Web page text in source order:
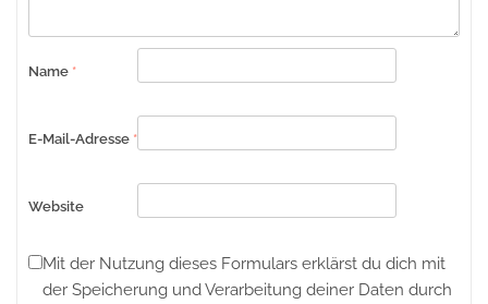
Name *
E-Mail-Adresse *
Website
Mit der Nutzung dieses Formulars erklärst du dich mit
der Speicherung und Verarbeitung deiner Daten durch